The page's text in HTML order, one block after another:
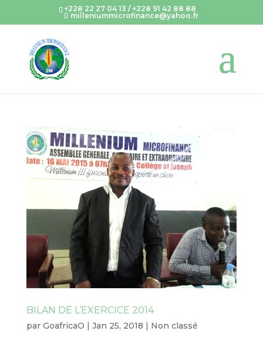
+228 22 27 04 13 / +228 91 42 88 88
milleniummicrofinance@yahoo.fr
BILAN DE L’EXERCICE 2014
par GoafricaO Jan 25, 2018 Non classé